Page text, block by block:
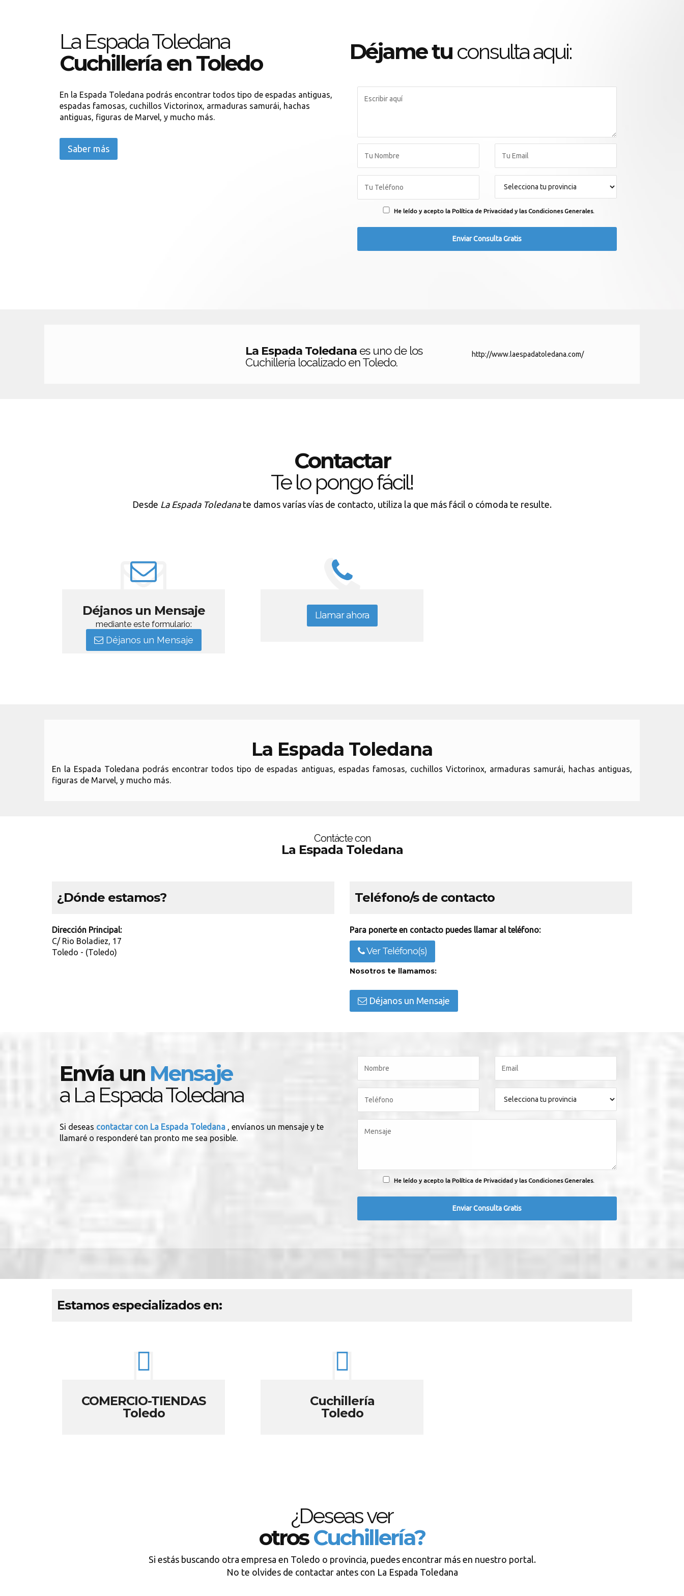
La Espada Toledana
Cuchillería en Toledo
En la Espada Toledana podrás encontrar todos tipo de espadas antiguas,
espadas famosas, cuchillos Victorinox, armaduras samurái, hachas
antiguas, figuras de Marvel, y mucho más.
Saber más
Déjame tu consulta aqui:
He leído y acepto la Política de Privacidad y las Condiciones Generales.
La Espada Toledana es uno de los
Cuchillería localizado en Toledo.
http://www.laespadatoledana.com/
Contactar
Te lo pongo fácil!
Desde La Espada Toledanate damos varías vías de contacto, utiliza la que más fácil o cómoda te resulte.
Déjanos un Mensaje
mediante este formulario:
Déjanos un Mensaje
Llamar ahora
La Espada Toledana
En la Espada Toledana podrás encontrar todos tipo de espadas antiguas, espadas famosas, cuchillos Victorinox, armaduras samurái, hachas antiguas,
figuras de Marvel, y mucho más.
Contácte con
La Espada Toledana
¿Dónde estamos?
Dirección Principal:
C/ Rio Boladiez, 17
Toledo - (Toledo)
Teléfono/s de contacto
Para ponerte en contacto puedes llamar al teléfono:
Ver Teléfono(s)
Nosotros te llamamos:
Déjanos un Mensaje
Envía un Mensaje
a La Espada Toledana
Si deseas contactar con La Espada Toledana , envíanos un mensaje y te
llamaré o responderé tan pronto me sea posible.
He leído y acepto la Política de Privacidad y las Condiciones Generales.
Estamos especializados en:
COMERCIO-TIENDAS
Toledo
Cuchillería
Toledo
¿Deseas ver
otrosCuchillería?
Si estás buscando otra empresa en Toledo o provincia, puedes encontrar más en nuestro portal.
No te olvides de contactar antes con La Espada Toledana